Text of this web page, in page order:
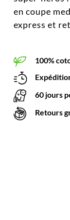
en coupe
express et
100%
60 jours
Retours